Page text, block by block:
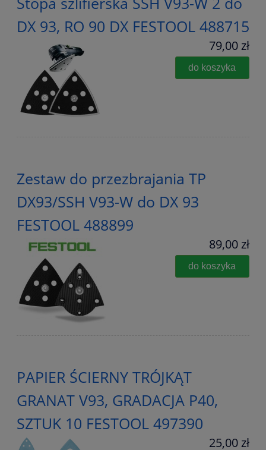
DX 93, RO 90 DX FESTOOL 488715
79,00 zł
do koszyka
Zestaw do przezbrajania TP
DX93/SSH V93-W do DX 93
FESTOOL 488899
89,00 zł
do koszyka
PAPIER ŚCIERNY TRÓJKĄT
GRANAT V93, GRADACJA P40,
SZTUK 10 FESTOOL 497390
25,00 zł